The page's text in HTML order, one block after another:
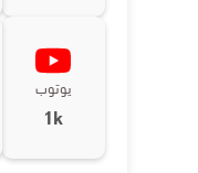
يوتوب
1k